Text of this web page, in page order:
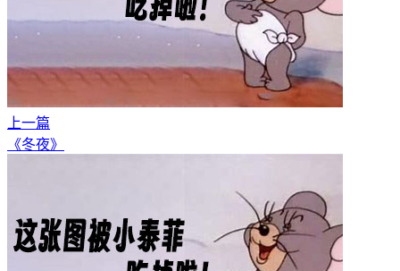
上一篇
《冬夜》